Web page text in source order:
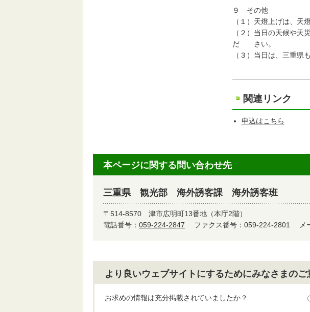
９ その他
（１）天燈上げは、天
（２）当日の天候や天
だ さい。
（３）当日は、三重
関連リンク
申込はこちら
本ページに関する問い合わせ先
三重県 観光部 海外誘客課 海外誘客班
〒514-8570 津市広明町13番地（本庁2階）
電話番号： 059-224-2847 ファクス番号：059-224-2801 メ
より良いウェブサイトにするためにみなさまの
お求めの情報は充分掲載されていましたか？